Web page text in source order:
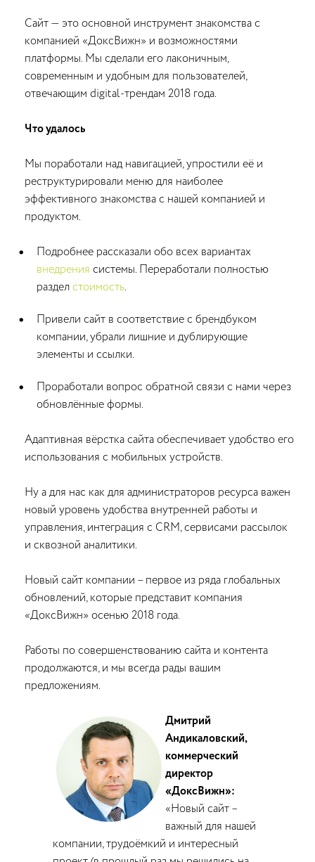
Сайт — это основной инструмент знакомства с
компанией «ДоксВижн» и возможностями
платформы. Мы сделали его лаконичным,
современным и удобным для пользователей,
отвечающим digital-трендам 2018 года.
Что удалось
Мы поработали над навигацией, упростили её и
реструктурировали меню для наиболее
эффективного знакомства с нашей компанией и
продуктом.
Подробнее рассказали обо всех вариантах
внедрения системы. Переработали полностью
раздел стоимость.
Привели сайт в соответствие с брендбуком
компании, убрали лишние и дублирующие
элементы и ссылки.
Проработали вопрос обратной связи с нами через
обновлённые формы.
Адаптивная вёрстка сайта обеспечивает удобство его
использования с мобильных устройств.
Ну а для нас как для администраторов ресурса важен
новый уровень удобства внутренней работы и
управления, интеграция с CRM, сервисами рассылок
и сквозной аналитики.
Новый сайт компании – первое из ряда глобальных
обновлений, которые представит компания
«ДоксВижн» осенью 2018 года.
Работы по совершенствованию сайта и контента
продолжаются, и мы всегда рады вашим
предложениям.
Дмитрий
Андикаловский,
коммерческий
директор
«ДоксВижн»:
«Новый сайт –
важный для нашей
компании, трудоёмкий и интересный